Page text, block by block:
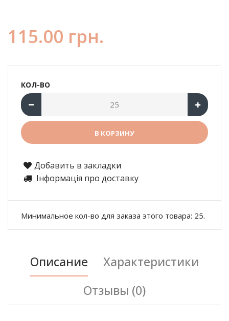
115.00 грн.
КОЛ-ВО
Добавить в закладки
Інформація про доставку
Минимальное кол-во для заказа этого товара: 25.
Описание
Характеристики
Отзывы (0)